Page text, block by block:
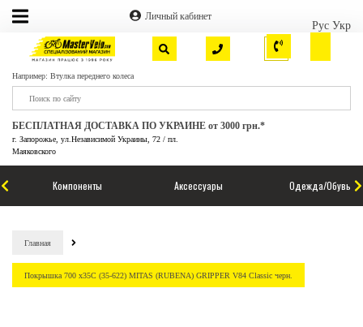
Личный кабинет
Рус Укр
Например: Втулка переднего колеса
БЕСПЛАТНАЯ ДОСТАВКА ПО УКРАИНЕ от 3000 грн.*
г. Запорожье, ул.Независимой Украины, 72 / пл.
Маяковского
Компоненты Аксессуары Одежда/Обувь
Главная
Покрышка 700 x35C (35-622) MITAS (RUBENA) GRIPPER V84 Classic черн.